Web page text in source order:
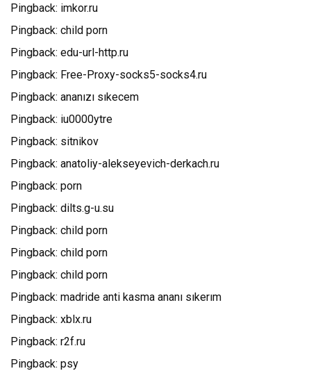
Pingback: imkor.ru
Pingback: child porn
Pingback: edu-url-http.ru
Pingback: Free-Proxy-socks5-socks4.ru
Pingback: ananızı sıkecem
Pingback: iu0000ytre
Pingback: sitnikov
Pingback: anatoliy-alekseyevich-derkach.ru
Pingback: porn
Pingback: dilts.g-u.su
Pingback: child porn
Pingback: child porn
Pingback: child porn
Pingback: madride anti kasma ananı sıkerım
Pingback: xblx.ru
Pingback: r2f.ru
Pingback: psy